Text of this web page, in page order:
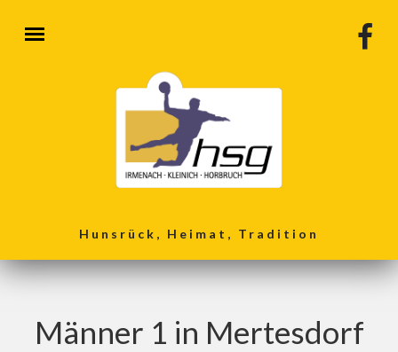
Hunsrück, Heimat, Tradition
Männer 1 in Mertesdorf